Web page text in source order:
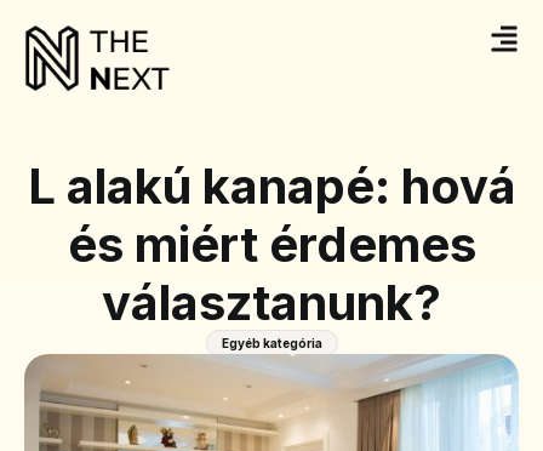
L alakú kanapé: hová
és miért érdemes
választanunk?
Egyéb kategória